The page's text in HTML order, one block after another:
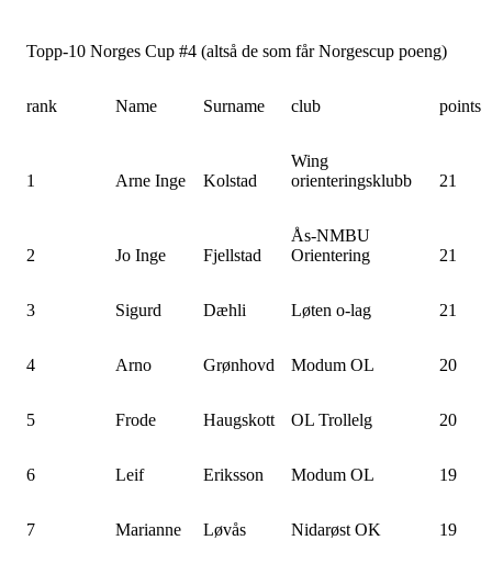
Topp-10 Norges Cup #4 (altså de som får Norgescup poeng)
rank Name Surname club points
1 Arne Inge Kolstad
Wing
orienteringsklubb
21
2 Jo Inge Fjellstad
Ås-NMBU
Orientering
21
3 Sigurd Dæhli Løten o-lag 21
4 Arno Grønhovd Modum OL 20
5 Frode Haugskott OL Trollelg 20
6 Leif Eriksson Modum OL 19
7 Marianne Løvås Nidarøst OK 19